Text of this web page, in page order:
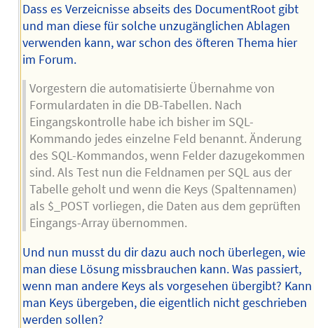
Dass es Verzeicnisse abseits des DocumentRoot gibt
und man diese für solche unzugänglichen Ablagen
verwenden kann, war schon des öfteren Thema hier
im Forum.
Vorgestern die automatisierte Übernahme von
Formulardaten in die DB-Tabellen. Nach
Eingangskontrolle habe ich bisher im SQL-
Kommando jedes einzelne Feld benannt. Änderung
des SQL-Kommandos, wenn Felder dazugekommen
sind. Als Test nun die Feldnamen per SQL aus der
Tabelle geholt und wenn die Keys (Spaltennamen)
als $_POST vorliegen, die Daten aus dem geprüften
Eingangs-Array übernommen.
Und nun musst du dir dazu auch noch überlegen, wie
man diese Lösung missbrauchen kann. Was passiert,
wenn man andere Keys als vorgesehen übergibt? Kann
man Keys übergeben, die eigentlich nicht geschrieben
werden sollen?